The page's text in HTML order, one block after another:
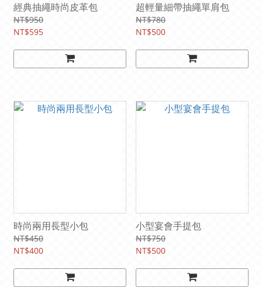
經典抽繩時尚皮革包
NT$950
NT$595
超輕量細帶抽繩單肩包
NT$780
NT$500
時尚兩用長型小包
NT$450
NT$400
小型宴會手提包
NT$750
NT$500